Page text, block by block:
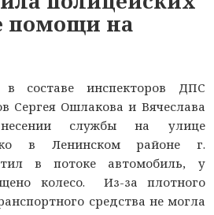
помощи на
составе инспекторов ДПС
Сергея Ошлакова и Вячеслава
службы на улице
в Ленинском районе г.
в потоке автомобиль, у
колесо. Из-за плотного
средства не могла